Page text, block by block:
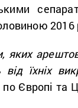
2016
яких
їхніх
Європі та